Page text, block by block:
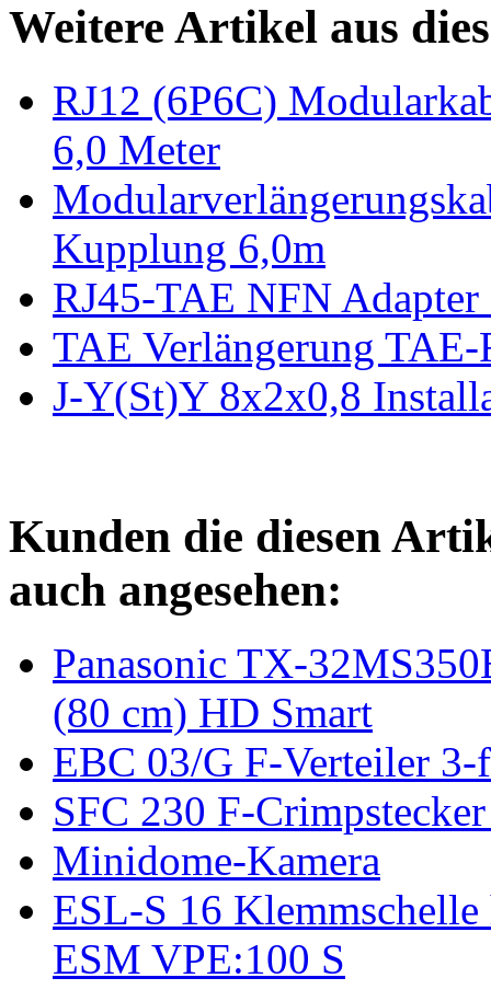
Weitere Artikel aus
RJ12 (6P6C)
6,0 Meter
Kupplung 6,0m
RJ45-TAE NFN
TAE Verlängerung
J-Y(St)Y 8x2x0,8
Kunden die diesen
auch angesehen:
Panasonic TX-
(80 cm) HD Smart
EBC 03/G F-Verteiler
SFC 230 F-
Minidome-Kamera
ESL-S 16
ESM VPE:100 S